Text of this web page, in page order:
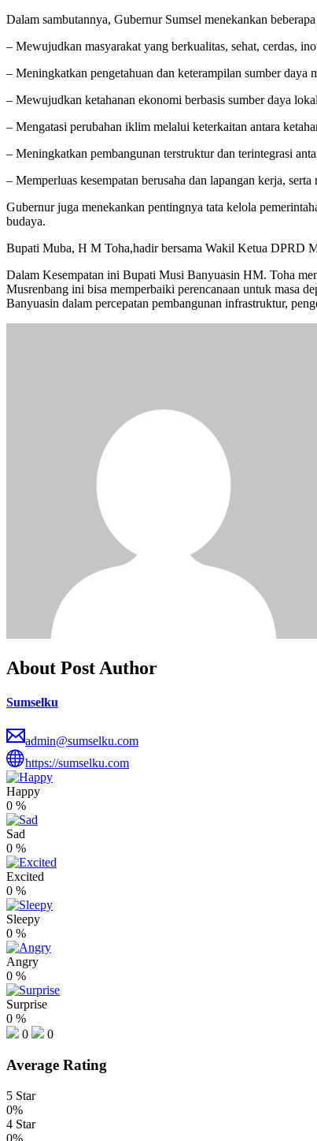
Dalam sambutannya, Gubernur Sumsel menekankan
– Mewujudkan masyarakat yang berkualitas, sehat, cerdas,
– Meningkatkan pengetahuan dan keterampilan sumber daya
– Mewujudkan ketahanan ekonomi berbasis sumber daya
– Mengatasi perubahan iklim melalui keterkaitan antara
– Meningkatkan pembangunan terstruktur dan terintegrasi
– Memperluas kesempatan berusaha dan lapangan kerja,
Gubernur juga menekankan pentingnya tata kelola
budaya.
Bupati Muba, H M Toha,hadir bersama Wakil Ketua DPRD
Dalam Kesempatan ini Bupati Musi Banyuasin HM. Toha
Musrenbang ini bisa memperbaiki perencanaan untuk masa
Banyuasin dalam percepatan pembangunan infrastruktur,
About Post Author
Sumselku
admin@sumselku.com
https://sumselku.com
Happy
0 %
Sad
0 %
Excited
0 %
Sleepy
0 %
Angry
0 %
Surprise
0 %
0
0
Average Rating
5 Star
0%
4 Star
0%